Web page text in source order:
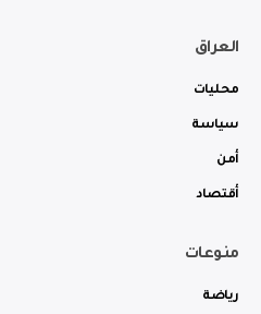
العراق
محليات
سياسة
أمن
أقتصاد
منوعات
رياضة